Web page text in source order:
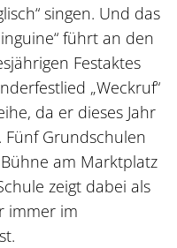
singen. Und das
führt an den
Festaktes
„Weckruf“
da er dieses Jahr
Fünf Grundschulen
am Marktplatz
zeigt dabei als
immer im